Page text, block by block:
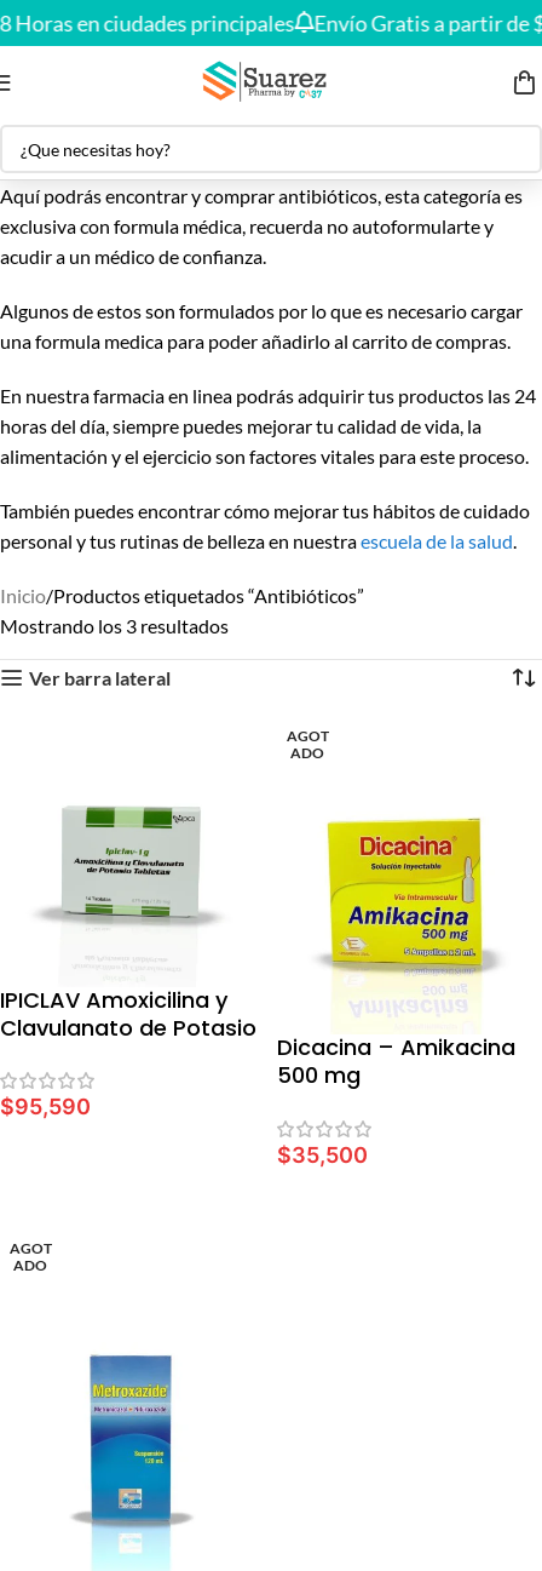
Horas en ciudades principales Envío Gratis a partir de
Aquí podrás encontrar y comprar antibióticos, esta categoría es
exclusiva con formula médica, recuerda no autoformularte y
acudir a un médico de confianza.
Algunos de estos son formulados por lo que es necesario cargar
una formula medica para poder añadirlo al carrito de compras.
En nuestra farmacia en linea podrás adquirir tus productos las 24
horas del día, siempre puedes mejorar tu calidad de vida, la
alimentación y el ejercicio son factores vitales para este proceso.
También puedes encontrar cómo mejorar tus hábitos de cuidado
personal y tus rutinas de belleza en nuestraescuela de la salud.
Inicio Productos etiquetados “Antibióticos”
Mostrando los 3 resultados
Ver barra lateral
IPICLAV Amoxicilina y
Clavulanato de Potasio
$95,590
AGOT
ADO
Dicacina – Amikacina
500 mg
$35,500
AGOT
ADO
Envío gratis en compras desde$150.000🚚